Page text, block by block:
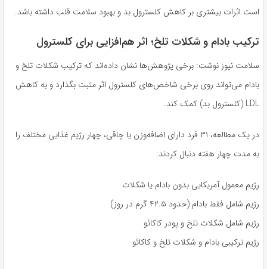
است اثرات بیشتری بر کاهش کلسترول بد و بهبود سلامت قلب داشته باشد.
ترکیب بادام و شکلات تلخ؛ اثر هم‌افزایی برای کلسترول
سلامت نیوز نوشت: برخی پژوهش‌ها نشان داده‌اند که ترکیب شکلات تلخ و
بادام می‌تواند روی برخی شاخص‌های کلسترول اثر مثبت بگذارد و به کاهش
LDL (کلسترول بد) کمک کند.
در یک مطالعه، ۳۱ فرد دارای اضافه‌وزن یا چاقی، چهار رژیم غذایی مختلف را
به مدت چهار هفته دنبال کردند:
رژیم معمول آمریکایی بدون بادام یا شکلات
رژیم شامل فقط بادام (حدود ۴۲.۵ گرم در روز)
رژیم شامل شکلات تلخ و پودر کاکائو
رژیم ترکیبی بادام و شکلات تلخ و کاکائو